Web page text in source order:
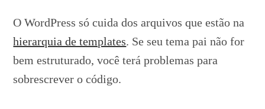
O WordPress só cuida dos arquivos que estão na
hierarquia de templates. Se seu tema pai não for
bem estruturado, você terá problemas para
sobrescrever o código.